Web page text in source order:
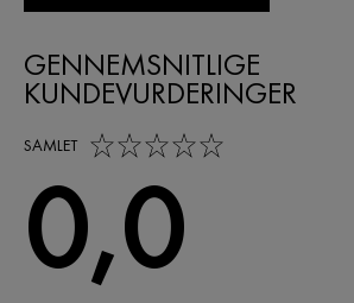
GENNEMSNITLIGE
KUNDEVURDERINGER
SAMLET
0,0 out of 5 stars
0,0